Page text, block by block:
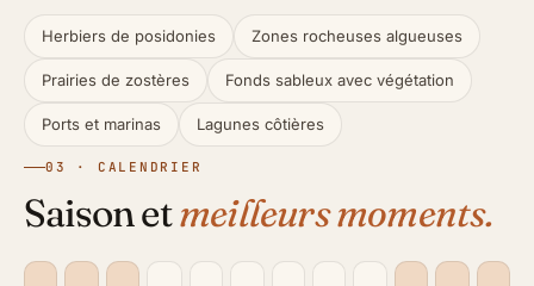
Herbiers de posidonies Zones rocheuses algueuses
Prairies de zostères Fonds sableux avec végétation
Ports et marinas Lagunes côtières
03 · CALENDRIER
Saison etmeilleurs moments.